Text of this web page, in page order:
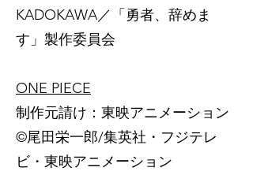
KADOKAWA／「勇者、辞めま
す」製作委員会
ONE PIECE
制作元請け：東映アニメーション
©️尾田栄一郎/集英社・フジテレ
ビ・東映アニメーション